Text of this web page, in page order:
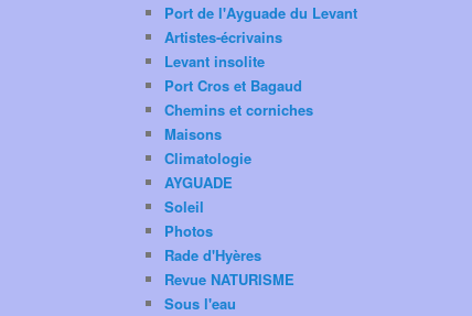
Port de l'Ayguade du Levant
Artistes-écrivains
Levant insolite
Port Cros et Bagaud
Chemins et corniches
Maisons
Climatologie
AYGUADE
Soleil
Photos
Rade d'Hyères
Revue NATURISME
Sous l'eau